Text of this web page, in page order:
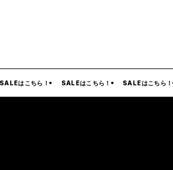
はこちら！ SALEはこちら！ SALEはこちら！